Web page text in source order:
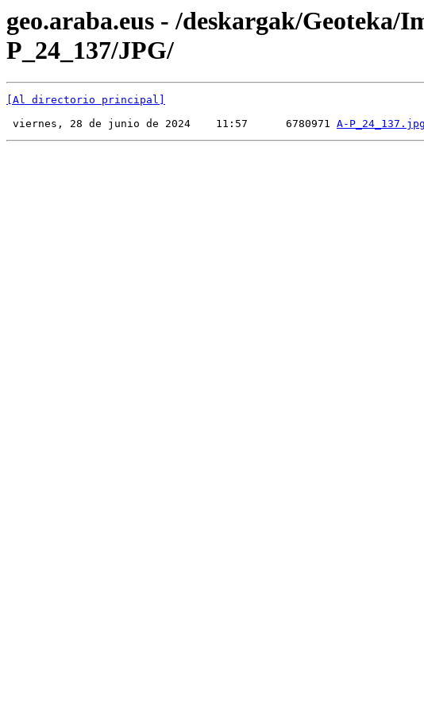
geo.araba.eus - /deskargak/Geoteka/
P_24_137/JPG/
[Al directorio principal]
viernes, 28 de junio de 2024    11:57      6780971 A-